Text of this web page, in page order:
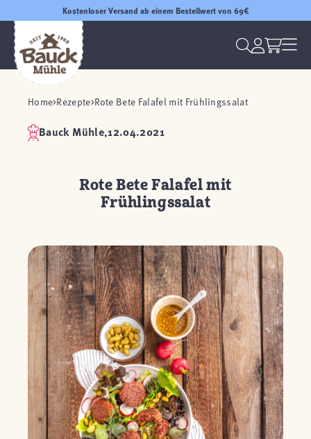
Kostenloser Versand ab einem Bestellwert von 69€
Home Rezepte Rote Bete Falafel mit Frühlingssalat
Bauck Mühle,12.04.2021
Rote Bete Falafel mit
Frühlingssalat